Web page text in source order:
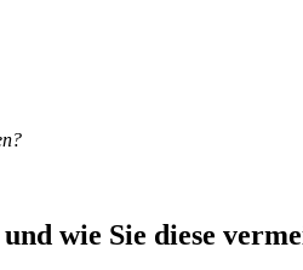
wie Sie diese